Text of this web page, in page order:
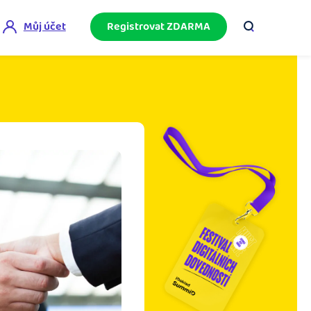
akademii.
poradna
se komunity na fakturaci, daně či
Můj účet Registrovat ZDARMA